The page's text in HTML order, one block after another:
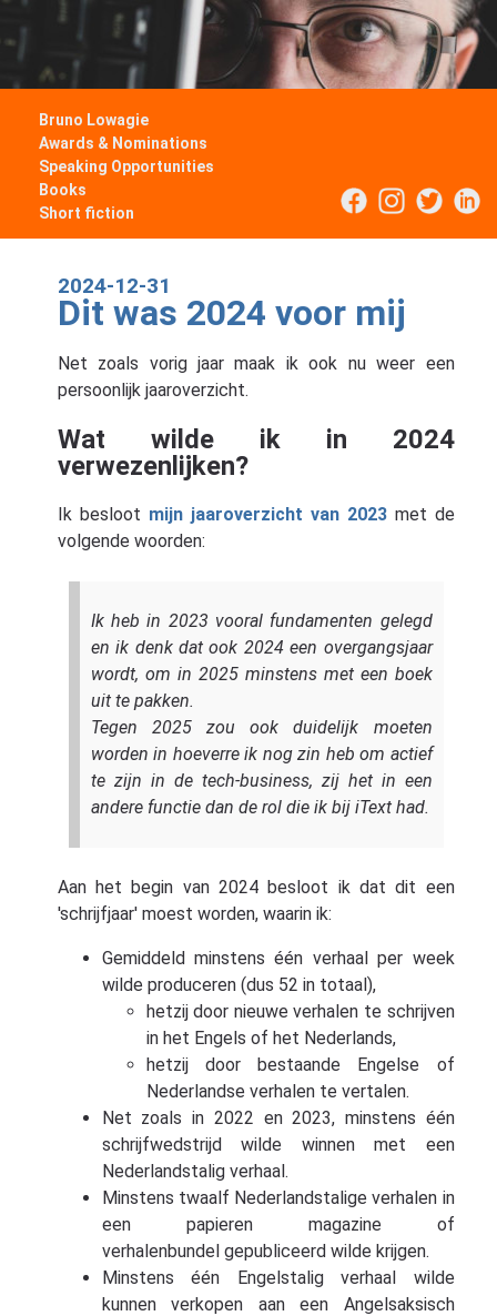
Bruno Lowagie
Awards & Nominations
Speaking Opportunities
Books
Short fiction
2024-12-31
Dit was 2024 voor mij
Net zoals vorig jaar maak ik ook nu weer een
persoonlijk jaaroverzicht.
Wat wilde ik in 2024
verwezenlijken?
Ik besloot mijn jaaroverzicht van 2023met de
volgende woorden:
Ik heb in 2023 vooral fundamenten gelegd
en ik denk dat ook 2024 een overgangsjaar
wordt, om in 2025 minstens met een boek
uit te pakken.
Tegen 2025 zou ook duidelijk moeten
worden in hoeverre ik nog zin heb om actief
te zijn in de tech-business, zij het in een
andere functie dan de rol die ik bij iText had.
Aan het begin van 2024 besloot ik dat dit een
'schrijfjaar' moest worden, waarin ik:
Gemiddeld minstens één verhaal per week
wilde produceren (dus 52 in totaal),
hetzij door nieuwe verhalen te schrijven
in het Engels of het Nederlands,
hetzij door bestaande Engelse of
Nederlandse verhalen te vertalen.
Net zoals in 2022 en 2023, minstens één
schrijfwedstrijd wilde winnen met een
Nederlandstalig verhaal.
Minstens twaalf Nederlandstalige verhalen in
een papieren magazine of
verhalenbundel gepubliceerd wilde krijgen.
Minstens één Engelstalig verhaal wilde
kunnen verkopen aan een Angelsaksisch